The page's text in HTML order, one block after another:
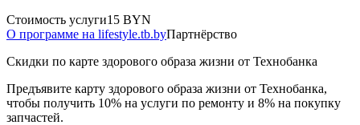
Стоимость услуги15 BYN
О программе на lifestyle.tb.byПартнёрство
Скидки по карте здорового образа жизни от Технобанка
Предъявите карту здорового образа жизни от Технобанка,
чтобы получить 10% на услуги по ремонту и 8% на покупку
запчастей.